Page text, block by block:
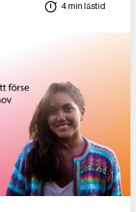
4 min lästid